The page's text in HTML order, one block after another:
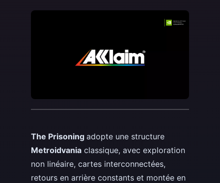
The Prisoning adopte une structure
Metroidvaniaclassique, avec exploration
non linéaire, cartes interconnectées,
retours en arrière constants et montée en